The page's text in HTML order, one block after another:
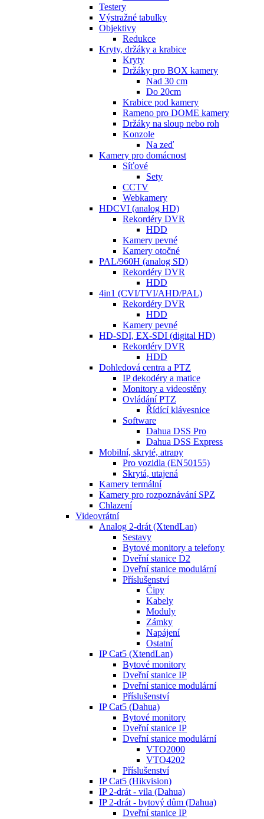
Testery
Výstražné tabulky
Objektivy
Redukce
Kryty, držáky a krabice
Kryty
Držáky pro BOX kamery
Nad 30 cm
Do 20cm
Krabice pod kamery
Rameno pro DOME kamery
Držáky na sloup nebo roh
Konzole
Na zeď
Kamery pro domácnost
Síťové
Sety
CCTV
Webkamery
HDCVI (analog HD)
Rekordéry DVR
HDD
Kamery pevné
Kamery otočné
PAL/960H (analog SD)
Rekordéry DVR
HDD
4in1 (CVI/TVI/AHD/PAL)
Rekordéry DVR
HDD
Kamery pevné
HD-SDI, EX-SDI (digital HD)
Rekordéry DVR
HDD
Dohledová centra a PTZ
IP dekodéry a matice
Monitory a videostěny
Ovládání PTZ
Řídící klávesnice
Software
Dahua DSS Pro
Dahua DSS Express
Mobilní, skryté, atrapy
Pro vozidla (EN50155)
Skrytá, utajená
Kamery termální
Kamery pro rozpoznávání SPZ
Chlazení
Videovrátní
Analog 2-drát (XtendLan)
Sestavy
Bytové monitory a telefony
Dveřní stanice D2
Dveřní stanice modulární
Příslušenství
Čipy
Kabely
Moduly
Zámky
Napájení
Ostatní
IP Cat5 (XtendLan)
Bytové monitory
Dveřní stanice IP
Dveřní stanice modulární
Příslušenství
IP Cat5 (Dahua)
Bytové monitory
Dveřní stanice IP
Dveřní stanice modulární
VTO2000
VTO4202
Příslušenství
IP Cat5 (Hikvision)
IP 2-drát - vila (Dahua)
IP 2-drát - bytový dům (Dahua)
Dveřní stanice IP